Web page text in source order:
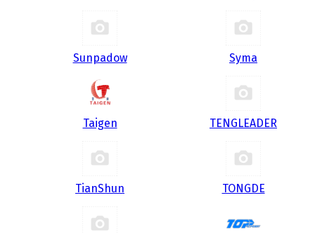
Sunpadow Syma
Taigen TENGLEADER
TianShun TONGDE